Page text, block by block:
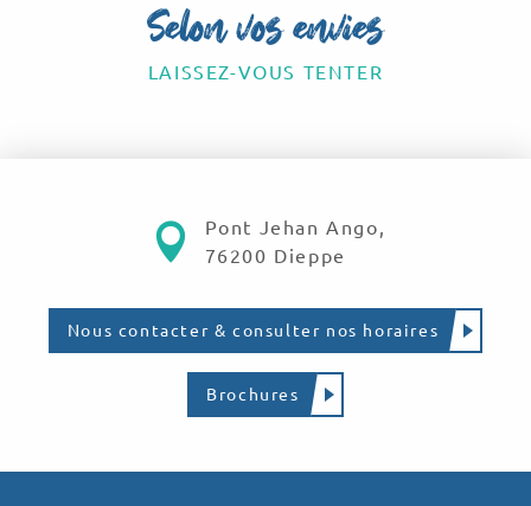
Selon vos envies
LAISSEZ-VOUS TENTER
Pont Jehan Ango,
76200 Dieppe
Nous contacter & consulter nos horaires
Brochures